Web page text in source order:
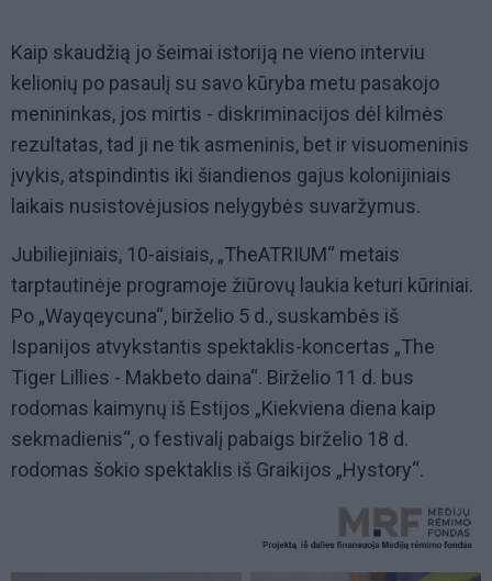
Kaip skaudžią jo šeimai istoriją ne vieno interviu
kelionių po pasaulį su savo kūryba metu pasakojo
menininkas, jos mirtis - diskriminacijos dėl kilmės
rezultatas, tad ji ne tik asmeninis, bet ir visuomeninis
įvykis, atspindintis iki šiandienos gajus kolonijiniais
laikais nusistovėjusios nelygybės suvaržymus.
Jubiliejiniais, 10-aisiais, „TheATRIUM“ metais
tarptautinėje programoje žiūrovų laukia keturi kūriniai.
Po „Wayqeycuna“, birželio 5 d., suskambės iš
Ispanijos atvykstantis spektaklis-koncertas „The
Tiger Lillies - Makbeto daina“. Birželio 11 d. bus
rodomas kaimynų iš Estijos „Kiekviena diena kaip
sekmadienis“, o festivalį pabaigs birželio 18 d.
rodomas šokio spektaklis iš Graikijos „Hystory“.